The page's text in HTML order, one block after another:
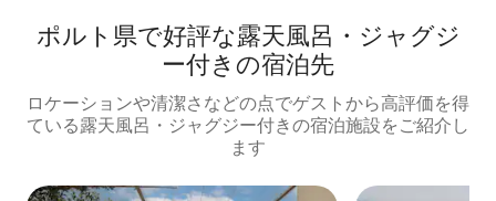
ポルト県で好評な露天風呂・ジャグジ
ー付きの宿泊先
ロケーションや清潔さなどの点でゲストから高評価を得
ている露天風呂・ジャグジー付きの宿泊施設をご紹介し
ます